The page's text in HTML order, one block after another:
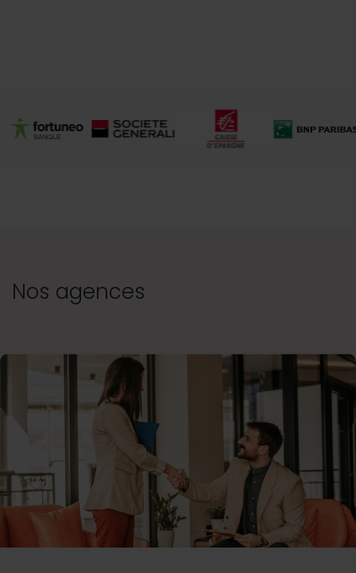
Nos agences